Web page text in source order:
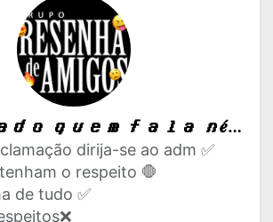
🫦𝑬́ 𝒃𝒂𝒃𝒂𝒅𝒐 𝒒𝒖𝒆𝒎 𝒇𝒂𝒍𝒂 𝒏𝒆́ 𝒕𝒂𝒕𝒚𝒂𝒏𝒆 𝒆 𝒔𝒆𝒖𝒔 𝒂𝒎𝒊𝒈𝒐𝒔 😈
dirija-se ao adm ✅
o respeito 🛑
de tudo ✅